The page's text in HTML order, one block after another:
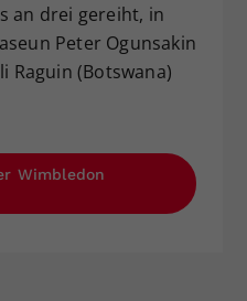
an drei gereiht, in
Peter Ogunsakin
Raguin (Botswana)
Wimbledon